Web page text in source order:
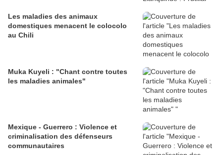
Les maladies des animaux
domestiques menacent le colocolo
au Chili
Muka Kuyeli : "Chant contre toutes
les maladies animales"
Mexique - Guerrero : Violence et
criminalisation des défenseurs
communautaires